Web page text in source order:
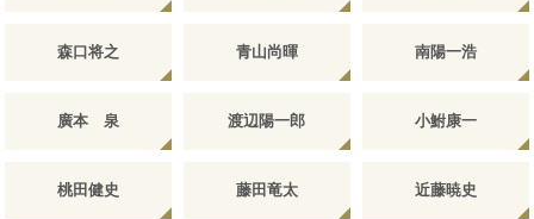
森口将之 青山尚暉 南陽一浩
廣本 泉 渡辺陽一郎 小鮒康一
桃田健史 藤田竜太 近藤暁史